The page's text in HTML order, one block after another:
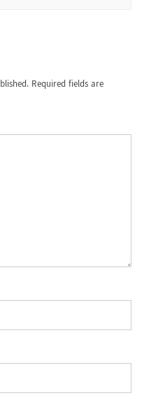
Required fields are